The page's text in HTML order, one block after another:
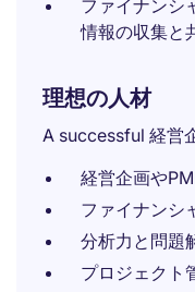
ファイナンシ
情報の収集と
理想の人材
A successful 経営
経営企画や
ファイナンシ
分析力と問題
プロジェクト